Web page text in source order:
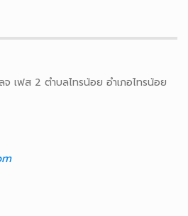
จ เฟส 2 ตำบลไทรน้อย อำเภอไทรน้อย